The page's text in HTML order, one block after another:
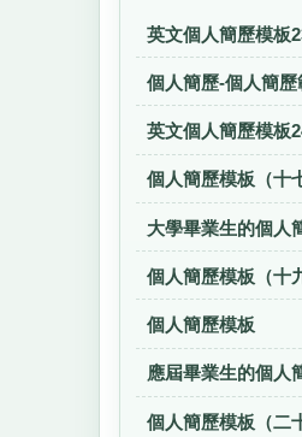
英文個人簡歷模板
個人簡歷-個人簡歷
英文個人簡歷模板
個人簡歷模板（十
大學畢業生的個人
個人簡歷模板（十
個人簡歷模板
應屆畢業生的個人
個人簡歷模板（二